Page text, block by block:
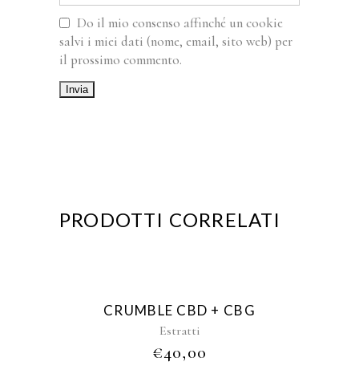
Do il mio consenso affinché un cookie
salvi i miei dati (nome, email, sito web) per
il prossimo commento.
PRODOTTI CORRELATI
Sold
CRUMBLE CBD + CBG
Estratti
€40,00